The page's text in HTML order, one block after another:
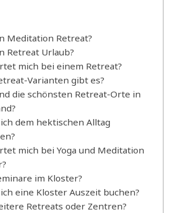
Meditation Retreat?
Retreat Urlaub?
mich bei einem Retreat?
Varianten gibt es?
die schönsten Retreat-Orte in
dem hektischen Alltag
mich bei Yoga und Meditation
im Kloster?
eine Kloster Auszeit buchen?
Retreats oder Zentren?